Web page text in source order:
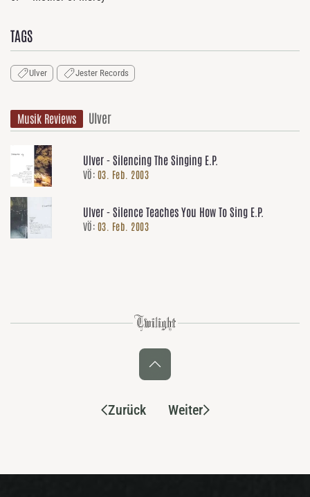
TAGS
Ulver Jester Records
Musik Reviews Ulver
Ulver - Silencing The Singing E.P.
VÖ: 03. Feb. 2003
Ulver - Silence Teaches You How To Sing E.P.
VÖ: 03. Feb. 2003
Zurück Weiter